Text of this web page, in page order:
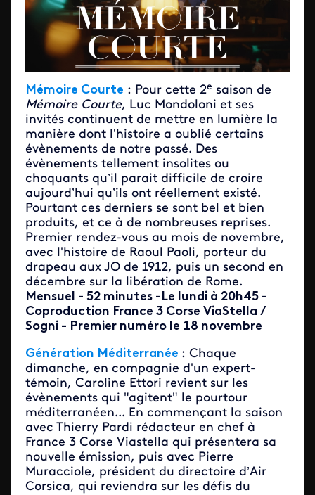
Mémoire Courte : Pour cette 2e saison de
Mémoire Courte, Luc Mondoloni et ses
invités continuent de mettre en lumière la
manière dont l’histoire a oublié certains
évènements de notre passé. Des
évènements tellement insolites ou
choquants qu’il parait difficile de croire
aujourd’hui qu’ils ont réellement existé.
Pourtant ces derniers se sont bel et bien
produits, et ce à de nombreuses reprises.
Premier rendez-vous au mois de novembre,
avec l'histoire de Raoul Paoli, porteur du
drapeau aux JO de 1912, puis un second en
décembre sur la libération de Rome.
Mensuel - 52 minutes -Le lundi à 20h45 -
Coproduction France 3 Corse ViaStella /
Sogni - Premier numéro le 18 novembre
Génération Méditerranée : Chaque
dimanche, en compagnie d'un expert-
témoin, Caroline Ettori revient sur les
évènements qui "agitent" le pourtour
méditerranéen... En commençant la saison
avec Thierry Pardi rédacteur en chef à
France 3 Corse Viastella qui présentera sa
nouvelle émission, puis avec Pierre
Muracciole, président du directoire d’Air
Corsica, qui reviendra sur les défis du